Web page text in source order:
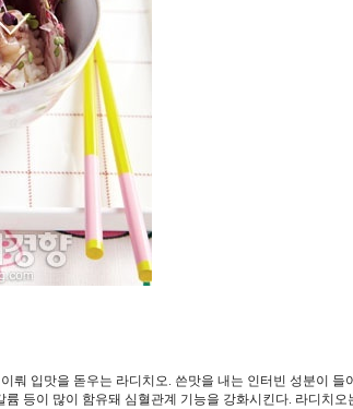
뤄 입맛을 돋우는 라디치오. 쓴맛을 내는 인터빈 성분이 들
륨 등이 많이 함유돼 심혈관계 기능을 강화시킨다. 라디치오